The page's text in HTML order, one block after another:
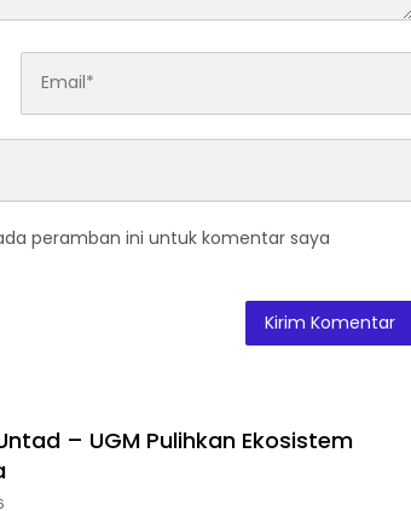
peramban ini untuk komentar saya
– UGM Pulihkan Ekosistem